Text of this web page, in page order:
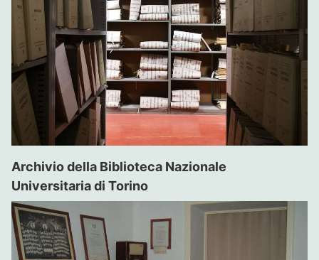
Archivio della Biblioteca Nazionale
Universitaria di Torino